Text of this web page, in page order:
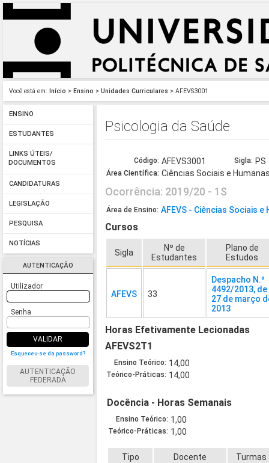
Você está em: Início > Ensino > Unidades Curriculares > AFEVS3001
ENSINO
ESTUDANTES
LINKS ÚTEIS/
DOCUMENTOS
CANDIDATURAS
LEGISLAÇÃO
PESQUISA
NOTÍCIAS
AUTENTICAÇÃO
Utilizador
Senha
VALIDAR
Esqueceu-se da password?
AUTENTICAÇÃO
FEDERADA
Psicologia da Saúde
Código: AFEVS3001 Sigla: PS
Área Científica: Ciências Sociais e
Ocorrência: 2019/20 - 1S
Área de Ensino: AFEVS - Ciências Sociais e
Cursos
Sigla
Nº de
Estudantes
Plano de
Estudos
AFEVS 33
Despacho N.º
4492/2013, de
27 de março
2013
Horas Efetivamente Lecionadas
AFEVS2T1
Ensino Teórico: 14,00
Teórico-Práticas: 14,00
Docência - Horas Semanais
Ensino Teórico: 1,00
Teórico-Práticas: 1,00
Tipo Docente Turmas